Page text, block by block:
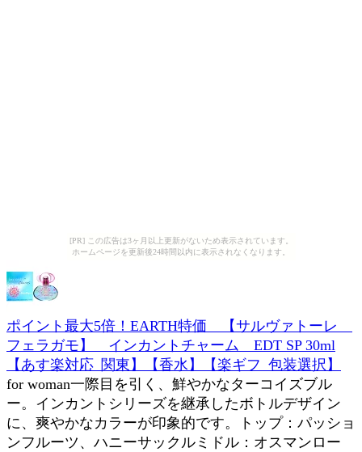
[PR] この広告は3ヶ月以上更新がないため表示されています。
ホームページを更新後24時間以内に表示されなくなります。
ポイント最大5倍！EARTH特価 【サルヴァトーレ
フェラガモ】 インカントチャーム EDT SP 30ml
【あす楽対応_関東】【香水】【楽ギフ_包装選択】
for woman一際目を引く、鮮やかなターコイズブル
ー。インカントシリーズを継承したボトルデザイン
に、爽やかなカラーが印象的です。トップ：パッショ
ンフルーツ、ハニーサックルミドル：オスマンロー